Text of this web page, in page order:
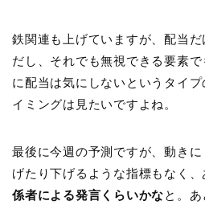
鉄関連も上げていますが、配当
だし、それでも無視できる要素
に配当は気にしないというタイ
イミングは見たいですよね。
最後に今週の予測ですが、動き
げたり下げるような指標もなく
係者による発言くらいかなと。あ